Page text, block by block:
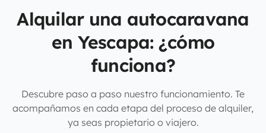
Alquilar una autocaravana
en Yescapa: ¿cómo
funciona?
Descubre paso a paso nuestro funcionamiento. Te
acompañamos en cada etapa del proceso de alquiler,
ya seas propietario o viajero.